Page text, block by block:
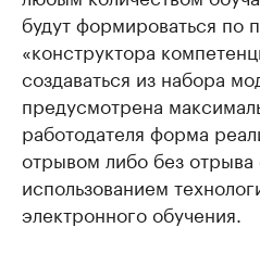
будут формироваться по
«конструктора
создаваться из набора
предусмотрена
работодателя форма
отрывом либо без отрыва
использованием
электронного обучения.